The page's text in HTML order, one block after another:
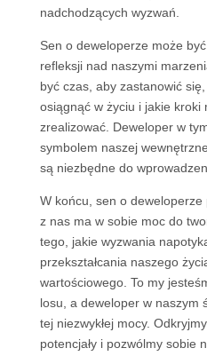
nadchodzących wyzwań.
Sen o deweloperze może
refleksji nad naszymi
być czas, aby zastanowić
osiągnąć w życiu i jakie kroki
zrealizować. Deweloper w
symbolem naszej
są niezbędne do
W końcu, sen o
z nas ma w sobie moc do
tego, jakie wyzwania
przekształcania naszego
wartościowego. To my
losu, a deweloper w naszym
tej niezwykłej mocy.
potencjały i pozwólmy sobie